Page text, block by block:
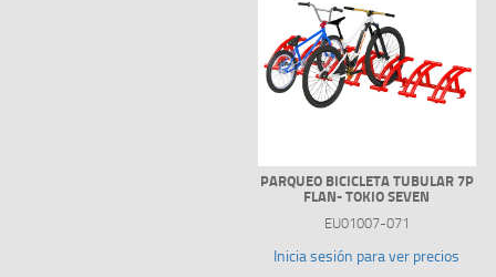
PARQUEO BICICLETA TUBULAR 7P
FLAN- TOKIO SEVEN
EU01007-071
Inicia sesión para ver precios